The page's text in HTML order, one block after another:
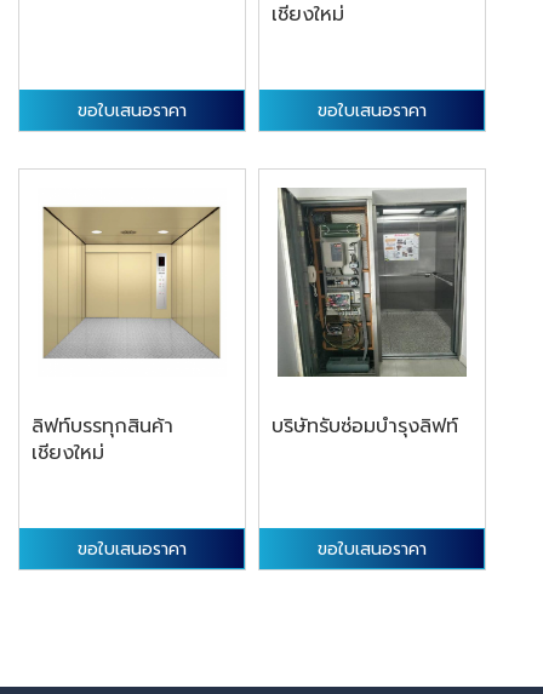
ขอใบเสนอราคา
เชียงใหม่
ขอใบเสนอราคา
ลิฟท์บรรทุกสินค้า
เชียงใหม่
ขอใบเสนอราคา
บริษัทรับซ่อมบำรุงลิฟท์
ขอใบเสนอราคา